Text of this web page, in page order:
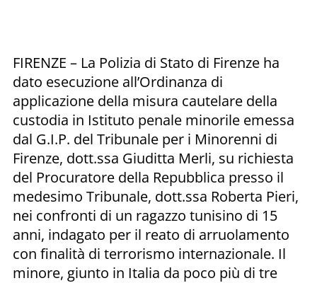
FIRENZE – La Polizia di Stato di Firenze ha
dato esecuzione all’Ordinanza di
applicazione della misura cautelare della
custodia in Istituto penale minorile emessa
dal G.I.P. del Tribunale per i Minorenni di
Firenze, dott.ssa Giuditta Merli, su richiesta
del Procuratore della Repubblica presso il
medesimo Tribunale, dott.ssa Roberta Pieri,
nei confronti di un ragazzo tunisino di 15
anni, indagato per il reato di arruolamento
con finalità di terrorismo internazionale. Il
minore, giunto in Italia da poco più di tre